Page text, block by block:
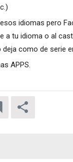
idiomas pero
a tu idioma o al
como de serie
APPS.